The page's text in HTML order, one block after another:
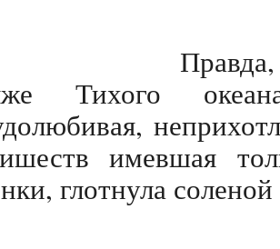
Тихого
имевшая
глотнула